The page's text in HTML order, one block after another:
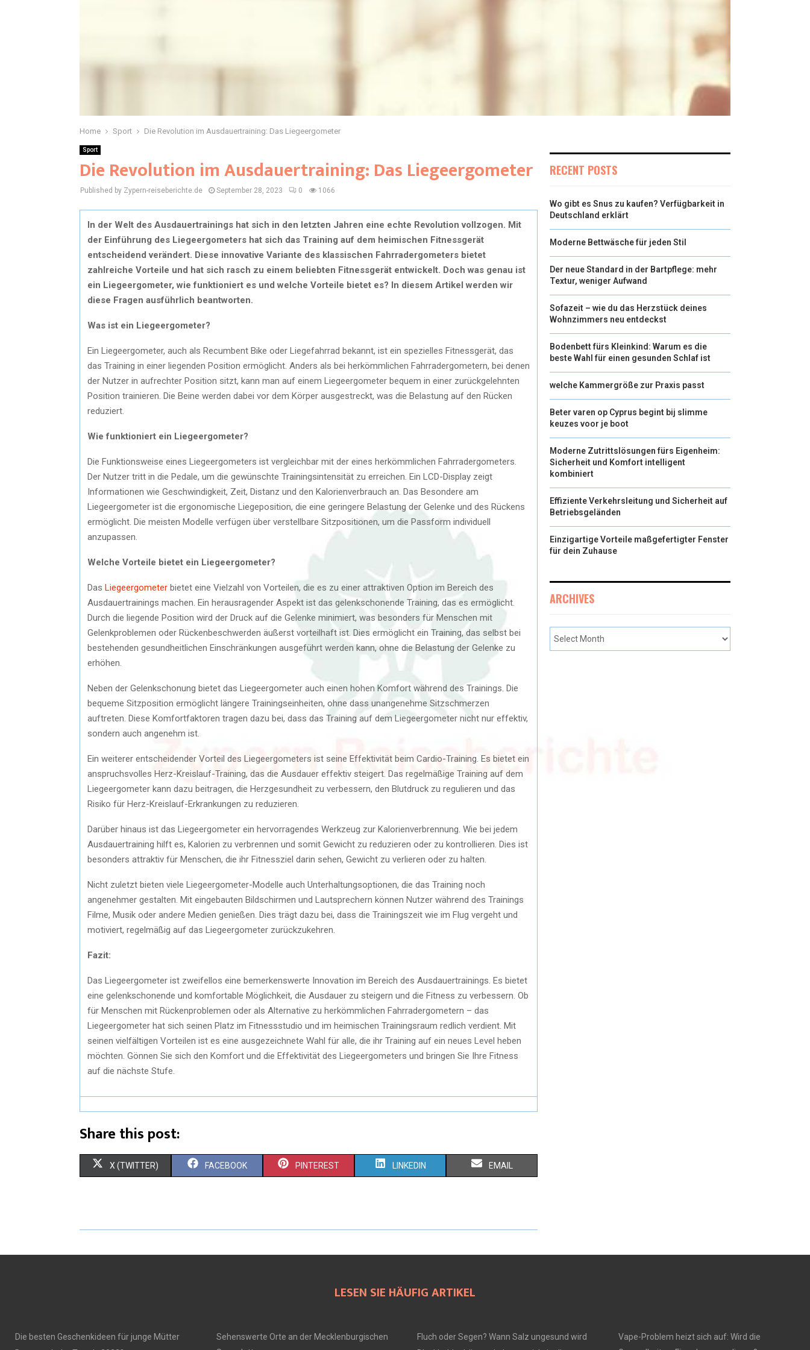
Home Sport Die Revolution im Ausdauertraining: Das Liegeergometer
Sport
Die Revolution im Ausdauertraining: Das Liegeergometer
Published by Zypern-reiseberichte.de September 28, 2023 0 1066
In der Welt des Ausdauertrainings hat sich in den letzten Jahren eine echte Revolution vollzogen. Mit
der Einführung des Liegeergometers hat sich das Training auf dem heimischen Fitnessgerät
entscheidend verändert. Diese innovative Variante des klassischen Fahrradergometers bietet
zahlreiche Vorteile und hat sich rasch zu einem beliebten Fitnessgerät entwickelt. Doch was genau ist
ein Liegeergometer, wie funktioniert es und welche Vorteile bietet es? In diesem Artikel werden wir
diese Fragen ausführlich beantworten.
Was ist ein Liegeergometer?
Ein Liegeergometer, auch als Recumbent Bike oder Liegefahrrad bekannt, ist ein spezielles Fitnessgerät, das
das Training in einer liegenden Position ermöglicht. Anders als bei herkömmlichen Fahrradergometern, bei denen
der Nutzer in aufrechter Position sitzt, kann man auf einem Liegeergometer bequem in einer zurückgelehnten
Position trainieren. Die Beine werden dabei vor dem Körper ausgestreckt, was die Belastung auf den Rücken
reduziert.
Wie funktioniert ein Liegeergometer?
Die Funktionsweise eines Liegeergometers ist vergleichbar mit der eines herkömmlichen Fahrradergometers.
Der Nutzer tritt in die Pedale, um die gewünschte Trainingsintensität zu erreichen. Ein LCD-Display zeigt
Informationen wie Geschwindigkeit, Zeit, Distanz und den Kalorienverbrauch an. Das Besondere am
Liegeergometer ist die ergonomische Liegeposition, die eine geringere Belastung der Gelenke und des Rückens
ermöglicht. Die meisten Modelle verfügen über verstellbare Sitzpositionen, um die Passform individuell
anzupassen.
Welche Vorteile bietet ein Liegeergometer?
Das Liegeergometer bietet eine Vielzahl von Vorteilen, die es zu einer attraktiven Option im Bereich des
Ausdauertrainings machen. Ein herausragender Aspekt ist das gelenkschonende Training, das es ermöglicht.
Durch die liegende Position wird der Druck auf die Gelenke minimiert, was besonders für Menschen mit
Gelenkproblemen oder Rückenbeschwerden äußerst vorteilhaft ist. Dies ermöglicht ein Training, das selbst bei
bestehenden gesundheitlichen Einschränkungen ausgeführt werden kann, ohne die Belastung der Gelenke zu
erhöhen.
Neben der Gelenkschonung bietet das Liegeergometer auch einen hohen Komfort während des Trainings. Die
bequeme Sitzposition ermöglicht längere Trainingseinheiten, ohne dass unangenehme Sitzschmerzen
auftreten. Diese Komfortfaktoren tragen dazu bei, dass das Training auf dem Liegeergometer nicht nur effektiv,
sondern auch angenehm ist.
Ein weiterer entscheidender Vorteil des Liegeergometers ist seine Effektivität beim Cardio-Training. Es bietet ein
anspruchsvolles Herz-Kreislauf-Training, das die Ausdauer effektiv steigert. Das regelmäßige Training auf dem
Liegeergometer kann dazu beitragen, die Herzgesundheit zu verbessern, den Blutdruck zu regulieren und das
Risiko für Herz-Kreislauf-Erkrankungen zu reduzieren.
Darüber hinaus ist das Liegeergometer ein hervorragendes Werkzeug zur Kalorienverbrennung. Wie bei jedem
Ausdauertraining hilft es, Kalorien zu verbrennen und somit Gewicht zu reduzieren oder zu kontrollieren. Dies ist
besonders attraktiv für Menschen, die ihr Fitnessziel darin sehen, Gewicht zu verlieren oder zu halten.
Nicht zuletzt bieten viele Liegeergometer-Modelle auch Unterhaltungsoptionen, die das Training noch
angenehmer gestalten. Mit eingebauten Bildschirmen und Lautsprechern können Nutzer während des Trainings
Filme, Musik oder andere Medien genießen. Dies trägt dazu bei, dass die Trainingszeit wie im Flug vergeht und
motiviert, regelmäßig auf das Liegeergometer zurückzukehren.
Fazit:
Das Liegeergometer ist zweifellos eine bemerkenswerte Innovation im Bereich des Ausdauertrainings. Es bietet
eine gelenkschonende und komfortable Möglichkeit, die Ausdauer zu steigern und die Fitness zu verbessern. Ob
für Menschen mit Rückenproblemen oder als Alternative zu herkömmlichen Fahrradergometern – das
Liegeergometer hat sich seinen Platz im Fitnessstudio und im heimischen Trainingsraum redlich verdient. Mit
seinen vielfältigen Vorteilen ist es eine ausgezeichnete Wahl für alle, die ihr Training auf ein neues Level heben
möchten. Gönnen Sie sich den Komfort und die Effektivität des Liegeergometers und bringen Sie Ihre Fitness
auf die nächste Stufe.
Share this post:
X (TWITTER) FACEBOOK PINTEREST LINKEDIN EMAIL
RECENT POSTS
Wo gibt es Snus zu kaufen? Verfügbarkeit in
Deutschland erklärt
Moderne Bettwäsche für jeden Stil
Der neue Standard in der Bartpflege: mehr
Textur, weniger Aufwand
Sofazeit – wie du das Herzstück deines
Wohnzimmers neu entdeckst
Bodenbett fürs Kleinkind: Warum es die
beste Wahl für einen gesunden Schlaf ist
welche Kammergröße zur Praxis passt
Beter varen op Cyprus begint bij slimme
keuzes voor je boot
Moderne Zutrittslösungen fürs Eigenheim:
Sicherheit und Komfort intelligent
kombiniert
Effiziente Verkehrsleitung und Sicherheit auf
Betriebsgeländen
Einzigartige Vorteile maßgefertigter Fenster
für dein Zuhause
ARCHIVES
LESEN SIE HÄUFIG ARTIKEL
Die besten Geschenkideen für junge Mütter
Sehenswerte Orte an der Mecklenburgischen
Fluch oder Segen? Wann Salz ungesund wird
Vape-Problem heizt sich auf: Wird die